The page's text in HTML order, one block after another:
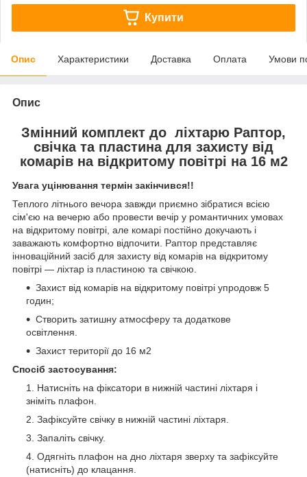
Купити
Опис Характеристики Доставка Оплата Умови
Опис
Змінний комплект до ліхтарю Раптор,
свічка та пластина для захисту від
комарів на відкритому повітрі на 16 м2
Увага уцінювання термін закінчився!!
Теплого літнього вечора завжди приємно зібратися всією
сім'єю на вечерю або провести вечір у романтичних умовах
на відкритому повітрі, але комарі постійно докучають і
заважають комфортно відпочити. Раптор представляє
інноваційний засіб для захисту від комарів на відкритому
повітрі — ліхтар із пластиною та свічкою.
Захист від комарів на відкритому повітрі упродовж 5
годин;
Створить затишну атмосферу та додаткове
освітлення.
Захист території до 16 м2
Спосіб застосування:
Натисніть на фіксатори в нижній частині ліхтаря і
зніміть плафон.
Зафіксуйте свічку в нижній частині ліхтаря.
Запаліть свічку.
Одягніть плафон на дно ліхтаря зверху та зафіксуйте
(натисніть) до клацання.